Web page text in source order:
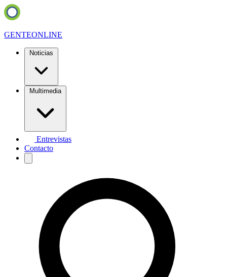
GENTEONLINE
Noticias
Multimedia
Entrevistas
Contacto